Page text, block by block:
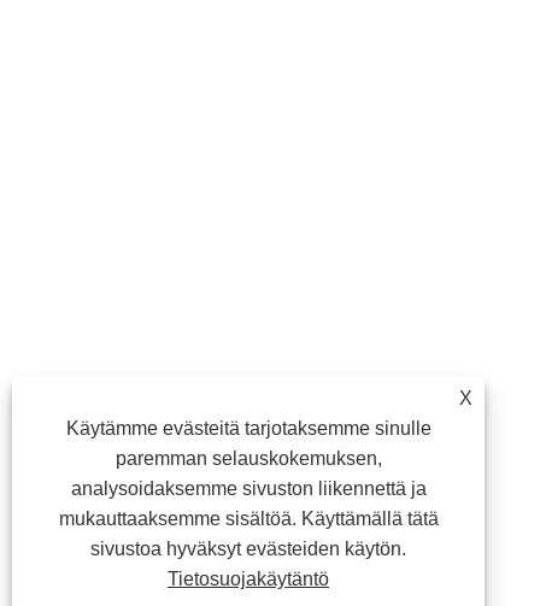
X
Käytämme evästeitä tarjotaksemme sinulle
paremman selauskokemuksen,
analysoidaksemme sivuston liikennettä ja
mukauttaaksemme sisältöä. Käyttämällä tätä
sivustoa hyväksyt evästeiden käytön.
Tietosuojakäytäntö